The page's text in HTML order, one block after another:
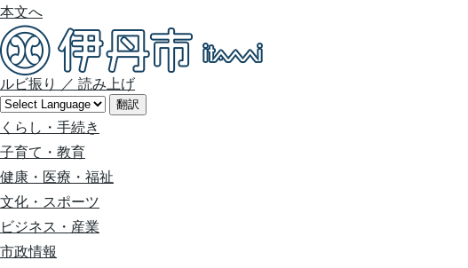
本文へ
ルビ振り ／ 読み上げ
翻訳
くらし・手続き
子育て・教育
健康・医療・福祉
文化・スポーツ
ビジネス・産業
市政情報